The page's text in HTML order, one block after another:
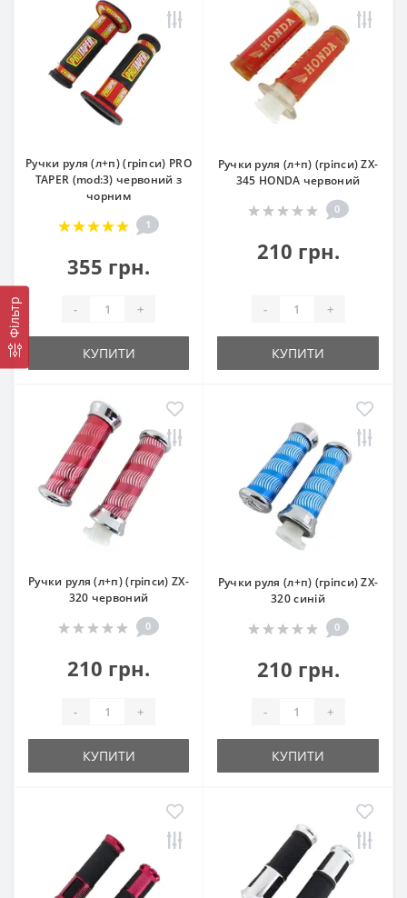
Фільтр
Ручки руля (л+п) (гріпси) PRO
TAPER (mod:3) червоний з
чорним
1
355 грн.
- +
КУПИТИ
Ручки руля (л+п) (гріпси) ZX-
345 HONDA червоний
0
210 грн.
- +
КУПИТИ
Ручки руля (л+п) (гріпси) ZX-
320 червоний
0
210 грн.
- +
КУПИТИ
Ручки руля (л+п) (гріпси) ZX-
320 синій
0
210 грн.
- +
КУПИТИ